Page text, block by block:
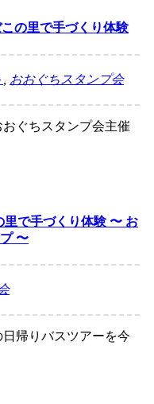
の里で手づくり体験
おおぐちスタンプ会
ぐちスタンプ会主催
里で手づくり体験 〜 お
〜
帰りバスツアーを今